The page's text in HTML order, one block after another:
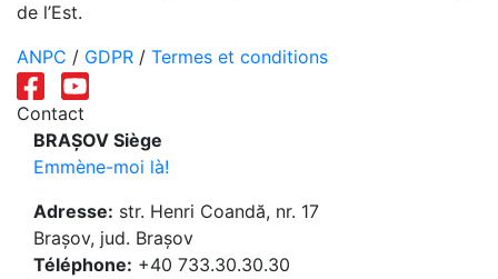
de l’Est.
ANPC / GDPR / Termes et conditions
Contact
BRAȘOV Siège
Emmène-moi là!
Adresse: str. Henri Coandă, nr. 17
Brașov, jud. Brașov
Téléphone: +40 733.30.30.30